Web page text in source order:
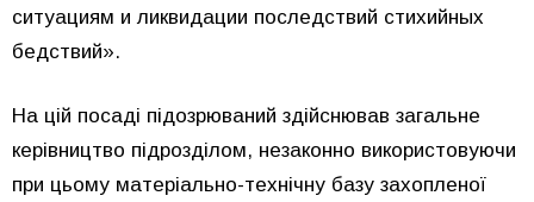
ситуациям и ликвидации последствий стихийных
бедствий».
На цій посаді підозрюваний здійснював загальне
керівництво підрозділом, незаконно використовуючи
при цьому матеріально-технічну базу захопленої